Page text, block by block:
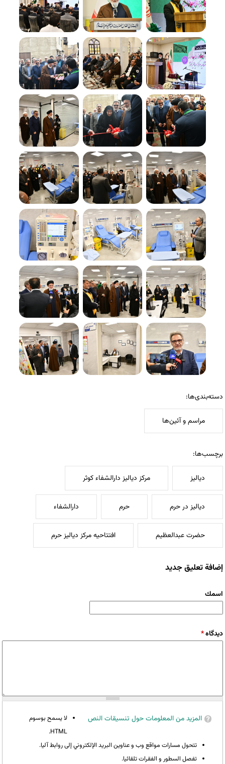
دسته‌بندی‌ها:
مراسم و آئین‌ها
برچسب‌ها:
دیالیز مرکز دیالیز دارالشفاء کوثر
دیالیز در حرم حرم دارالشفاء
حضرت عبدالعظیم افتتاحیه مرکز دیالیز حرم
إضافة تعليق جديد
‏اسمك ‏
‏دیدگاه ‏*
المزيد من المعلومات حول تنسيقات النص
لا يسمح بوسوم
HTML.
تتحول مسارات مواقع وب و عناوين البريد الإلكتروني إلى روابط آليا.
تفصل السطور و الفقرات تلقائيا.